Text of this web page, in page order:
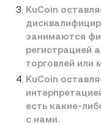
KuCoin
занимаются
регистрацией
торговлей или
KuCoin
есть какие-
с нами.